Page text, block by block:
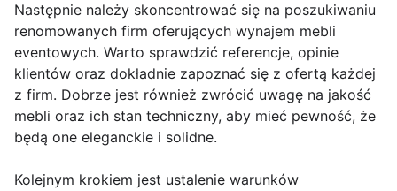
Następnie należy skoncentrować się na poszukiwaniu
renomowanych firm oferujących wynajem mebli
eventowych. Warto sprawdzić referencje, opinie
klientów oraz dokładnie zapoznać się z ofertą każdej
z firm. Dobrze jest również zwrócić uwagę na jakość
mebli oraz ich stan techniczny, aby mieć pewność, że
będą one eleganckie i solidne.
Kolejnym krokiem jest ustalenie warunków